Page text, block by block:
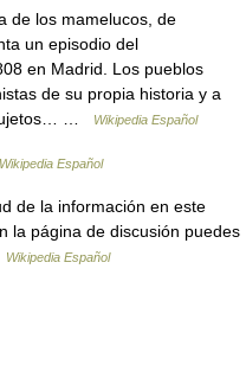
de los mamelucos, de
un episodio del
en Madrid. Los pueblos
de su propia historia y a
…
Wikipedia Español
Wikipedia Español
de la información en este
la página de discusión puedes
Wikipedia Español